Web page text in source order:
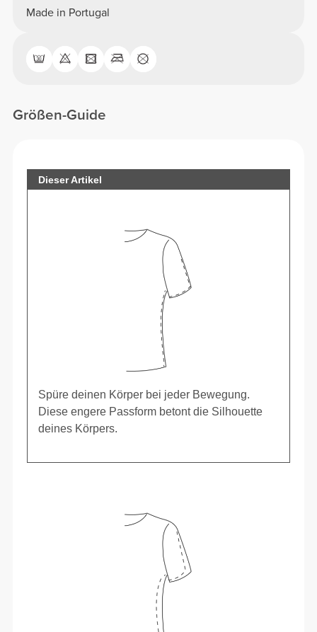
Made in Portugal
Größen-Guide
Dieser Artikel
Spüre deinen Körper bei jeder Bewegung.
Diese engere Passform betont die Silhouette
deines Körpers.